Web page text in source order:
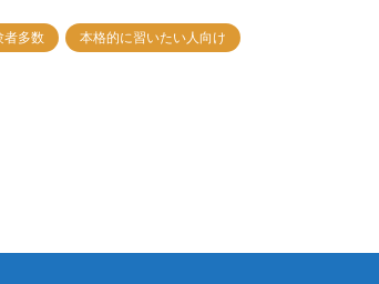
者多数 本格的に習いたい人向け